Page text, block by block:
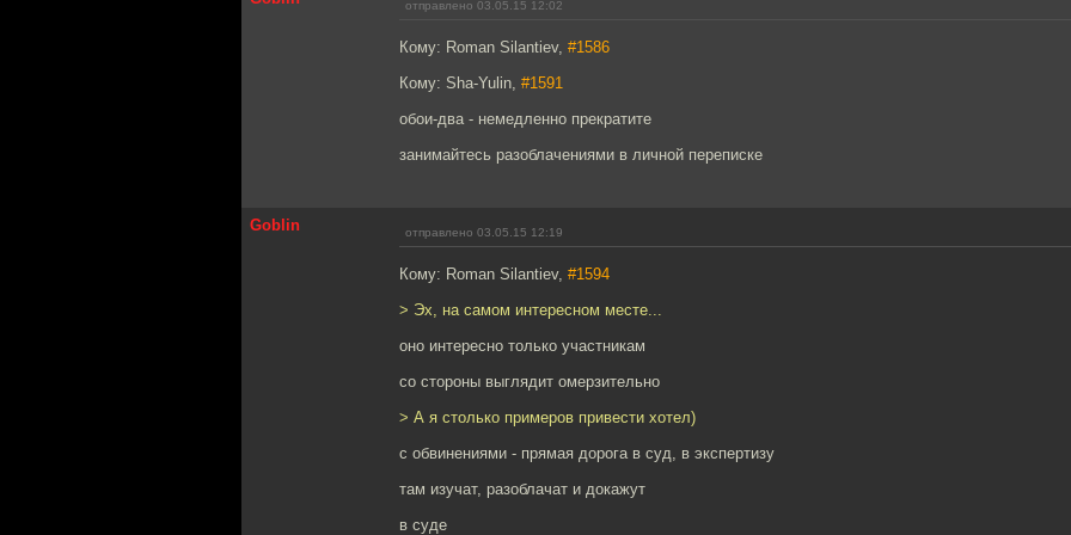
отправлено 03.05.15 12:02
Кому: Roman Silantiev, #1586
Кому: Sha-Yulin, #1591
обои-два - немедленно прекратите
занимайтесь разоблачениями в личной переписке
Goblin отправлено 03.05.15 12:19
Кому: Roman Silantiev, #1594
> Эх, на самом интересном месте...
оно интересно только участникам
со стороны выглядит омерзительно
> А я столько примеров привести хотел)
с обвинениями - прямая дорога в суд, в экспертизу
там изучат, разоблачат и докажут
в суде